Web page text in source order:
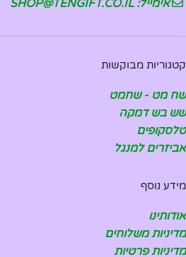
אימייל: SHOP@TENGIFT.CO.IL
קטגוריות מבוקשות
שח מט - שחמט
שש בש דמקה
טלסקופים
אביזרים למנגל
מידע נוסף
אודותינו
מדיניות משלוחים
מדיניות פרטיות